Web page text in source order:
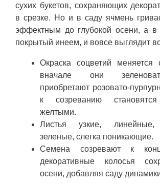
сухих букетов, сохраняющих
в срезке. Но и в саду ячмень
эффектным до глубокой осени, а в
покрытый инеем, и вовсе выглядит
Окраска соцветий меняется
вначале они
приобретают розовато-
к созреванию
желтыми.
Листья узкие, линейные,
зеленые, слегка поникающие.
Семена созревают к
декоративные колосья
осени, добавляя саду